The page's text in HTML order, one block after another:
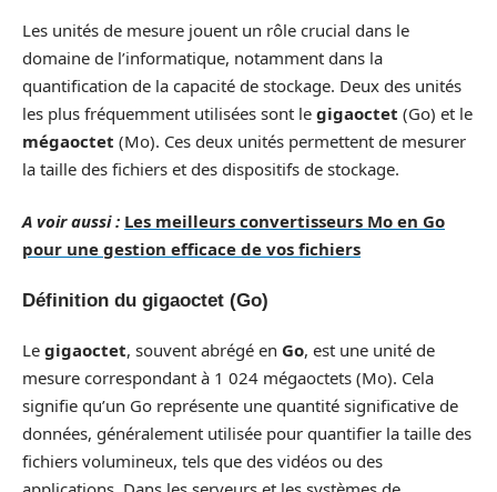
Les unités de mesure jouent un rôle crucial dans le
domaine de l’informatique, notamment dans la
quantification de la capacité de stockage. Deux des unités
les plus fréquemment utilisées sont le gigaoctet (Go) et le
mégaoctet (Mo). Ces deux unités permettent de mesurer
la taille des fichiers et des dispositifs de stockage.
A voir aussi : Les meilleurs convertisseurs Mo en Go
pour une gestion efficace de vos fichiers
Définition du gigaoctet (Go)
Le gigaoctet, souvent abrégé en Go, est une unité de
mesure correspondant à 1 024 mégaoctets (Mo). Cela
signifie qu’un Go représente une quantité significative de
données, généralement utilisée pour quantifier la taille des
fichiers volumineux, tels que des vidéos ou des